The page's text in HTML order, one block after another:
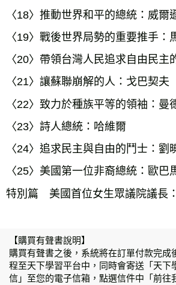
〈18〉推動世界和平的總統：威爾
〈19〉戰後世界局勢的重要推手：
〈20〉帶領台灣人民追求自由民主
〈21〉讓蘇聯崩解的人：戈巴契夫
〈22〉致力於種族平等的領袖：曼
〈23〉詩人總統：哈維爾
〈24〉追求民主與自由的鬥士：劉
〈25〉美國第一位非裔總統：歐巴
特別篇 美國首位女生眾議院議長
【購買有聲書說明】
購買有聲書之後，系統將在訂單付款完成
程至天下學習平台中，同時會寄送「天下
信」至您的電子信箱，點選信件中「前往